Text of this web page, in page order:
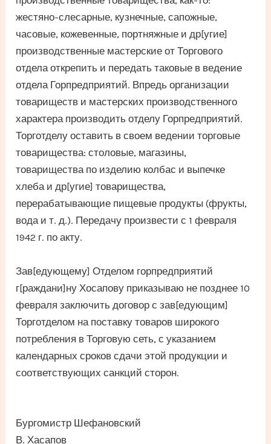
жестяно-слесарные, кузнечные, сапожные,
часовые, кожевенные, портняжные и др[угие]
производственные мастерские от Торгового
отдела открепить и передать таковые в ведение
отдела Горпредприятий. Впредь организации
товариществ и мастерских производственного
характера производить отделу Горпредприятий.
Торготделу оставить в своем ведении торговые
товарищества: столовые, магазины,
товарищества по изделию колбас и выпечке
хлеба и др[угие] товарищества,
перерабатывающие пищевые продукты (фрукты,
вода и т. д.). Передачу произвести с 1 февраля
1942 г. по акту.
Зав[едующему] Отделом горпредприятий
г[раждани]ну Хосапову приказываю не позднее 10
февраля заключить договор с зав[едующим]
Торготделом на поставку товаров широкого
потребления в Торговую сеть, с указанием
календарных сроков сдачи этой продукции и
соответствующих санкций сторон.
Бургомистр Шефановский
В. Хасапов